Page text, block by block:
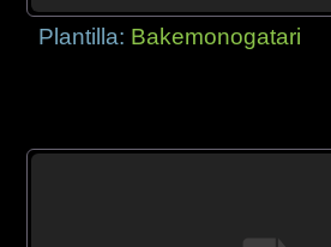
Plantilla: Bakemonogatari